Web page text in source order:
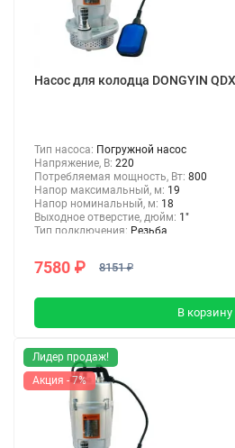
Насос для колодца DONGYIN
Тип насоса: Погружной насос
Напряжение, В: 220
Потребляемая мощность, Вт: 800
Напор максимальный, м: 19
Напор номинальный, м: 18
Выходное отверстие, дюйм: 1"
Тип подключения: Резьба
7580 ₽ 8151 ₽
В корзину
Лидер продаж!
Акция - 7%